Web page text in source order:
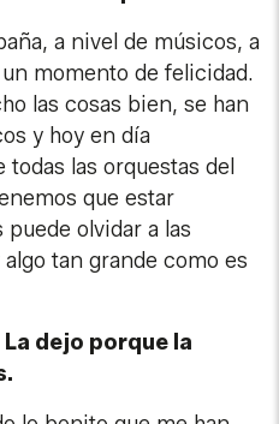
que estar
puede olvidar a las
tan grande como es
La dejo porque la
lo bonito que me han
narcisista.
(risas). Muchas